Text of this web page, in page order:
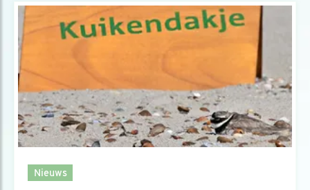
Nieuws